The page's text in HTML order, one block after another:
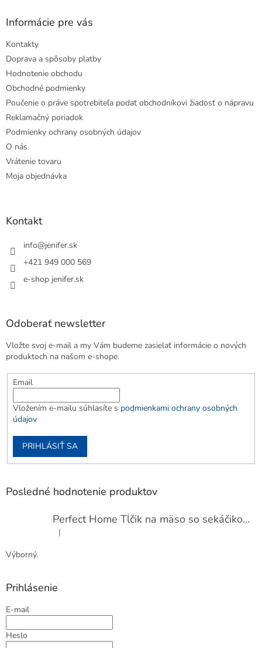
Informácie pre vás
Kontakty
Doprava a spôsoby platby
Hodnotenie obchodu
Obchodné podmienky
Poučenie o práve spotrebiteľa podať obchodníkovi žiadosť o nápravu
Reklamačný poriadok
Podmienky ochrany osobných údajov
O nás
Vrátenie tovaru
Moja objednávka
Kontakt
info@jenifer.sk
+421 949 000 569
e-shop jenifer.sk
Odoberať newsletter
Vložte svoj e-mail a my Vám budeme zasielať informácie o nových
produktoch na našom e-shope.
Email
Vložením e-mailu súhlasíte s podmienkami ochrany osobných
údajov
PRIHLÁSIŤ SA
Posledné hodnotenie produktov
Perfect Home Tĺčik na mäso so sekáčikom, 56893
Hodnotenie produktu je 5 z 5 hviezdičiek.
|
Výborný.
Prihlásenie
E-mail
Heslo